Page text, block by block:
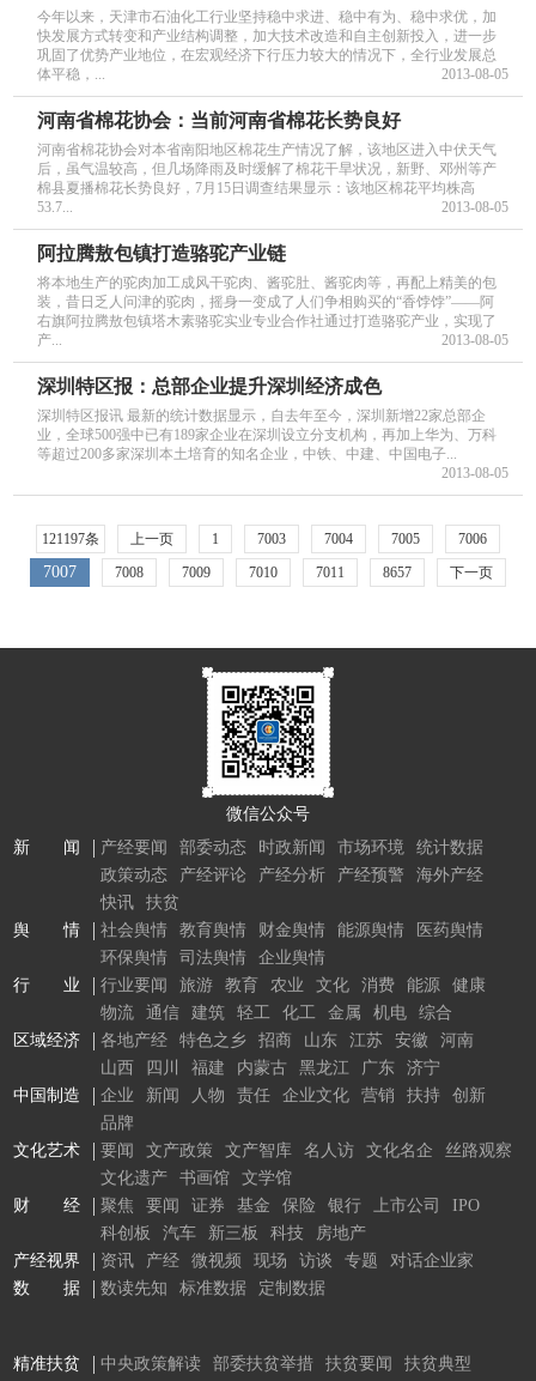
今年以来，天津市石油化工行业坚持稳中求进、稳中有为、稳中求优，加
快发展方式转变和产业结构调整，加大技术改造和自主创新投入，进一步
巩固了优势产业地位，在宏观经济下行压力较大的情况下，全行业发展总
体平稳，...
2013-08-05
河南省棉花协会：当前河南省棉花长势良好
河南省棉花协会对本省南阳地区棉花生产情况了解，该地区进入中伏天气
后，虽气温较高，但几场降雨及时缓解了棉花干旱状况，新野、邓州等产
棉县夏播棉花长势良好，7月15日调查结果显示：该地区棉花平均株高
53.7...
2013-08-05
阿拉腾敖包镇打造骆驼产业链
将本地生产的驼肉加工成风干驼肉、酱驼肚、酱驼肉等，再配上精美的包
装，昔日乏人问津的驼肉，摇身一变成了人们争相购买的“香饽饽”——阿
右旗阿拉腾敖包镇塔木素骆驼实业专业合作社通过打造骆驼产业，实现了
产...
2013-08-05
深圳特区报：总部企业提升深圳经济成色
深圳特区报讯 最新的统计数据显示，自去年至今，深圳新增22家总部企
业，全球500强中已有189家企业在深圳设立分支机构，再加上华为、万科
等超过200多家深圳本土培育的知名企业，中铁、中建、中国电子...
2013-08-05
121197条 上一页 1 7003 7004 7005 7006
7007 7008 7009 7010 7011 8657 下一页
微信公众号
新 闻
产经要闻 部委动态 时政新闻 市场环境
统计数据
政策动态
产经评论 产经分析 产经预警
海外产经
快讯
扶贫
舆 情
社会舆情 教育舆情 财金舆情 能源舆情
医药舆情
环保舆情
司法舆情
企业舆情
行 业
行业要闻 旅游 教育 农业 文化 消费 能源
健康
物流
通信 建筑 轻工 化工 金属 机电
综合
区域经济
各地产经 特色之乡 招商 山东 江苏 安徽
河南
山西
四川 福建 内蒙古 黑龙江 广东
济宁
中国制造
企业 新闻 人物 责任 企业文化 营销 扶持
创新
品牌
文化艺术
要闻 文产政策 文产智库 名人访 文化名企
丝路观察
文化遗产
书画馆
文学馆
财 经
聚焦 要闻 证券 基金 保险 银行 上市公司
IPO
科创板
汽车 新三板 科技
房地产
产经视界
资讯 产经 微视频 现场 访谈 专题
对话企业家
数 据
数读先知 标准数据 定制数据
精准扶贫 中央政策解读 部委扶贫举措 扶贫要闻 扶贫典型